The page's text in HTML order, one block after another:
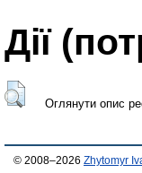
Дії
Оглянути опис
© 2008–2026 Zhytomyr